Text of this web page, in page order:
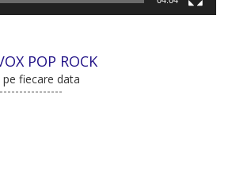
POP ROCK
fiecare data